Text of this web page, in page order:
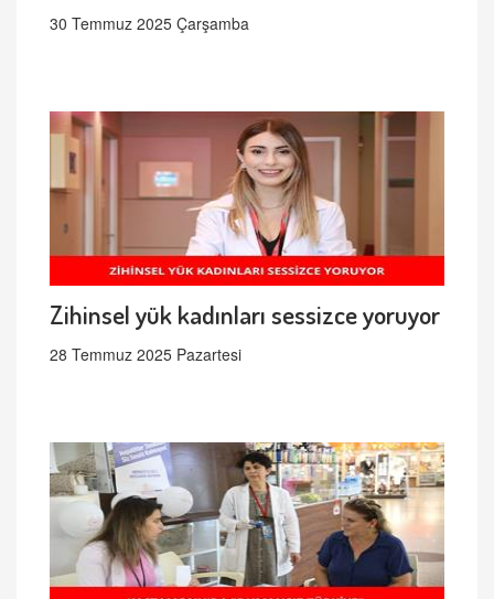
30 Temmuz 2025 Çarşamba
Zihinsel yük kadınları sessizce yoruyor
28 Temmuz 2025 Pazartesi